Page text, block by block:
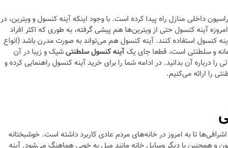
داخلی منازل راه پیدا کرده است. با وجود اینکه آینه کنسول و ویترین، در
آینه کنسول حتی از ویترین‌ها هم پیشی گرفته، به طوری که اکثر افراد
کنسول استفاده کنند. آینه کنسول هم می‌تواند به صورت مدرن باشد (انواع
و سلطنتی است، قطعا جای یکآینه کنسول سلطنتیشیک و زیبا در آن
درباره آن بدانید. در ادامه شما را برای خرید آینه کنسول راهنمایی کرده و
را ارائه می‌کنیم.
تا به امروز در خانه‌های مردم عادی کاربرد داشته است. خوشبختانه